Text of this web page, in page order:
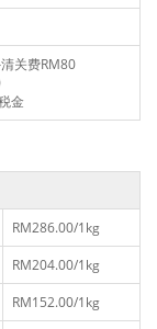
关费RM80
金
RM286.00/1kg
RM204.00/1kg
RM152.00/1kg